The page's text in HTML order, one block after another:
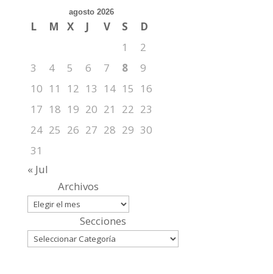
agosto 2026
L M X J V S
D
1
2
3
4 5 6 7 8
9
10 11 12 13 14 15
16
17 18 19 20 21 22 23
24 25 26 27 28 29 30
31
« Jul
Archivos
Secciones